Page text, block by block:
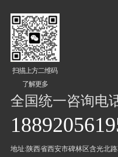
扫描上方二维码
了解更多
全国统一咨询电
地址:陕西省西安市碑林区含光北